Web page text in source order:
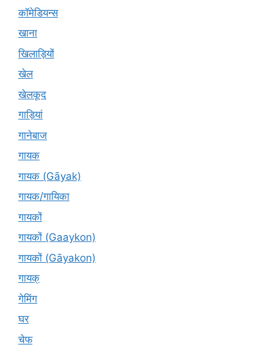
कॉमेडियन्स
खाना
खिलाड़ियों
खेल
खेलकूद
गाड़ियां
गानेबाज
गायक
गायक (Gāyak)
गायक/गायिका
गायकों
गायकों (Gaaykon)
गायकों (Gāyakon)
गायक्
गेमिंग
घर
चेफ